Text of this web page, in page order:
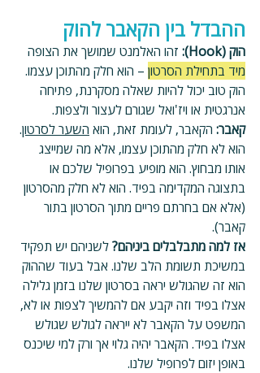
ההבדל בין הקאבר להוק
הוק (Hook):
זהו האלמנט שמושך את הצופה
מיד בתחילת הסרטון – הוא חלק מהתוכן עצמו.
הוק טוב יכול להיות שאלה מסקרנת, פתיחה
אנרגטית או ויז'ואל שגורם לעצור ולצפות.
קאבר: הקאבר, לעומת זאת, הוא השער לסרטון.
הוא לא חלק מהתוכן עצמו, אלא מה שמייצג
אותו מבחוץ. הוא מופיע בפרופיל שלכם או
בתצוגה המקדימה בפיד. הוא לא חלק מהסרטון
(אלא אם בחרתם פריים מתוך הסרטון בתור
קאבר).
אז למה מתבלבלים ביניהם? לשניהם יש תפקיד
במשיכת תשומת הלב שלנו. אבל בעוד שההוק
הוא זה שהגולש יראה בסרטון שלנו בזמן גלילה
אצלו בפיד וזה יקבע אם להמשיך לצפות או לא,
המשפט על הקאבר לא ייראה לגולש שגולש
אצלו בפיד. הקאבר יהיה גלוי אך ורק למי שיכנס
באופן יזום לפרופיל שלנו.